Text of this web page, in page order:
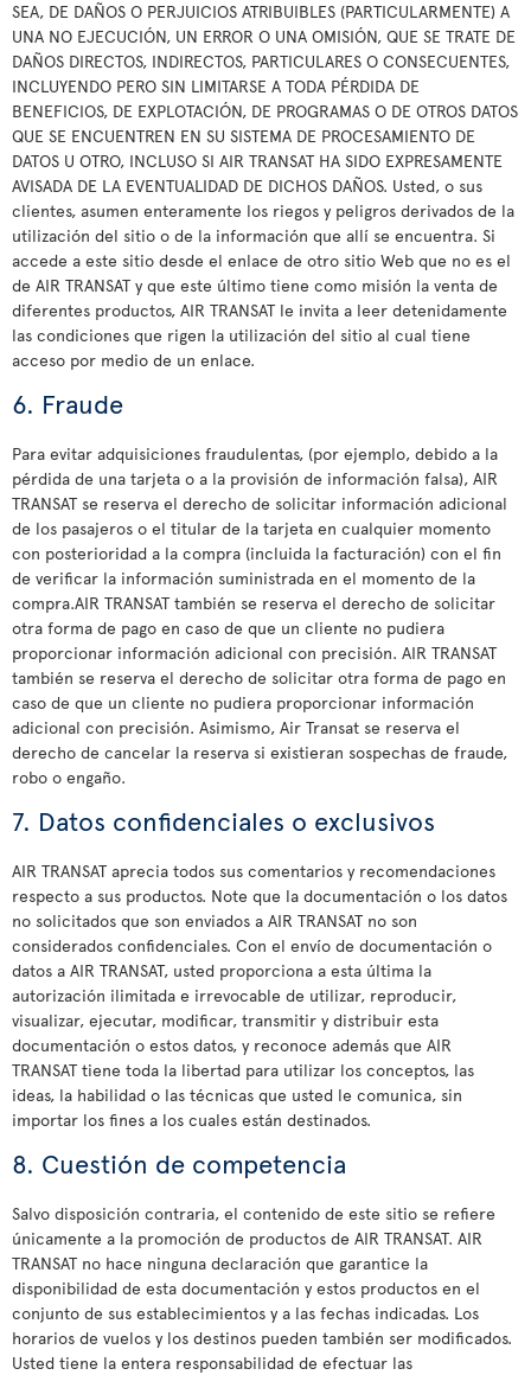
SEA, DE DAÑOS O PERJUICIOS ATRIBUIBLES (PARTICULARMENTE) A
UNA NO EJECUCIÓN, UN ERROR O UNA OMISIÓN, QUE SE TRATE DE
DAÑOS DIRECTOS, INDIRECTOS, PARTICULARES O CONSECUENTES,
INCLUYENDO PERO SIN LIMITARSE A TODA PÉRDIDA DE
BENEFICIOS, DE EXPLOTACIÓN, DE PROGRAMAS O DE OTROS DATOS
QUE SE ENCUENTREN EN SU SISTEMA DE PROCESAMIENTO DE
DATOS U OTRO, INCLUSO SI AIR TRANSAT HA SIDO EXPRESAMENTE
AVISADA DE LA EVENTUALIDAD DE DICHOS DAÑOS. Usted, o sus
clientes, asumen enteramente los riegos y peligros derivados de la
utilización del sitio o de la información que allí se encuentra. Si
accede a este sitio desde el enlace de otro sitio Web que no es el
de AIR TRANSAT y que este último tiene como misión la venta de
diferentes productos, AIR TRANSAT le invita a leer detenidamente
las condiciones que rigen la utilización del sitio al cual tiene
acceso por medio de un enlace.
6. Fraude
Para evitar adquisiciones fraudulentas, (por ejemplo, debido a la
pérdida de una tarjeta o a la provisión de información falsa), AIR
TRANSAT se reserva el derecho de solicitar información adicional
de los pasajeros o el titular de la tarjeta en cualquier momento
con posterioridad a la compra (incluida la facturación) con el fin
de verificar la información suministrada en el momento de la
compra.AIR TRANSAT también se reserva el derecho de solicitar
otra forma de pago en caso de que un cliente no pudiera
proporcionar información adicional con precisión. AIR TRANSAT
también se reserva el derecho de solicitar otra forma de pago en
caso de que un cliente no pudiera proporcionar información
adicional con precisión. Asimismo, Air Transat se reserva el
derecho de cancelar la reserva si existieran sospechas de fraude,
robo o engaño.
7. Datos confidenciales o exclusivos
AIR TRANSAT aprecia todos sus comentarios y recomendaciones
respecto a sus productos. Note que la documentación o los datos
no solicitados que son enviados a AIR TRANSAT no son
considerados confidenciales. Con el envío de documentación o
datos a AIR TRANSAT, usted proporciona a esta última la
autorización ilimitada e irrevocable de utilizar, reproducir,
visualizar, ejecutar, modificar, transmitir y distribuir esta
documentación o estos datos, y reconoce además que AIR
TRANSAT tiene toda la libertad para utilizar los conceptos, las
ideas, la habilidad o las técnicas que usted le comunica, sin
importar los fines a los cuales están destinados.
8. Cuestión de competencia
Salvo disposición contraria, el contenido de este sitio se refiere
únicamente a la promoción de productos de AIR TRANSAT. AIR
TRANSAT no hace ninguna declaración que garantice la
disponibilidad de esta documentación y estos productos en el
conjunto de sus establecimientos y a las fechas indicadas. Los
horarios de vuelos y los destinos pueden también ser modificados.
Usted tiene la entera responsabilidad de efectuar las